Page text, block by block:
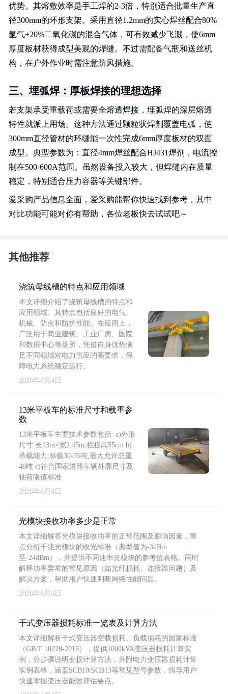
优势。其熔敷效率是手工焊的2-3倍，特别适合批量生产直
径300mm的环形支架。采用直径1.2mm的实心焊丝配合80%
氩气+20%二氧化碳的混合气体，可有效减少飞溅，使6mm
厚度板材获得成型美观的焊缝。不过需配备气瓶和送丝机
构，在户外作业时需注意防风措施。
三、埋弧焊：厚板焊接的理想选择
若支架承受重载荷或需要全熔透焊接，埋弧焊的深层熔透
特性就派上用场。这种方法通过颗粒状焊剂覆盖电弧，使
300mm直径管材的环缝能一次性完成6mm厚度板材的双面
成型。典型参数为：直径4mm焊丝配合HJ431焊剂，电流控
制在500-600A范围。虽然设备投入较大，但焊缝内在质量
稳定，特别适合压力容器等关键部件。
爱采购产品信息全面，爱采购能帮你快速找到参考，其中
对比功能可能对你有帮助，各位老板快去试试吧～
其他推荐
浇筑母线槽的特点和应用领域
本文详细介绍了浇筑母线槽的特点和
应用领域。其特点包括良好的电气、
机械、防火和防护性能。在应用上，
广泛用于商业建筑、工业厂房、医院
和数据中心等场所，凭借自身优势满
足不同领域对电力供应的高要求，保
障电力系统稳定运行。
2026年8月4日
13米平板车的标准尺寸和载重参
数
13米平板车主要技术参数包括: a)外形
尺寸:长13m×宽2.45m,栏板高55cm b)
承载能力:标载30-35吨,最大允许总重
49吨 c)符合国家道路车辆外廓尺寸及
轴荷限值标准
2026年8月4日
光模块接收功率多少是正常
本文详细解答光模块接收功率的正常范围及影响因素，重
点分析千兆光模块的收光标准（典型值为-3dBm
至-24dBm），并提供不同速率光模块的参考值表格。同时
解释功率异常的常见原因（如光纤损耗、连接器问题）及
解决方案，帮助用户快速判断网络性能问题。
2026年8月4日
干式变压器损耗标准一览表及计算方法
本文详细解析干式变压器空载损耗、负载损耗的国家标准
（GB/T 10228-2015），提供1000kVA变压器损耗计算实
例，分步骤说明变损计算方法，并附电力变压器损耗计算
实例表格，涵盖SCB10/SCB13等常见型号参数，指导用户
快速掌握变压器能效评估要点。